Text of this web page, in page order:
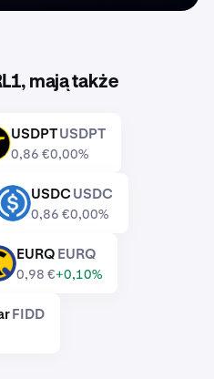
mają także
USDPTUSDPT
0,86 €0,00%
USDC USDCUSDC
0,86 €0,00%
EURQEURQ
0,98 €+0,10%
FIDD